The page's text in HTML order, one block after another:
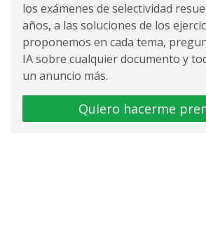
los exámenes de selectividad
años, a las soluciones de los
proponemos en cada tema,
IA sobre cualquier documento y
un anuncio más.
Quiero hacerme